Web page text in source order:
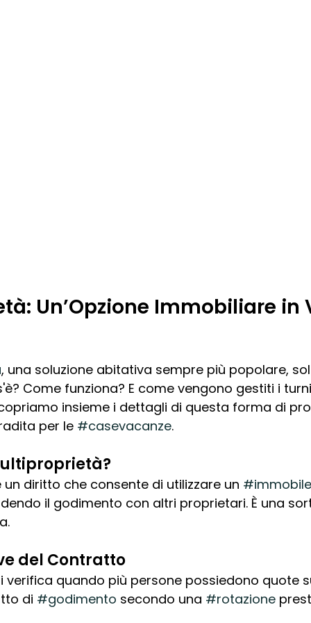
Un’Opzione Immobiliare in
, una soluzione abitativa sempre più popolare,
Come funziona? E come vengono gestiti i
insieme i dettagli di questa forma di
per le #casevacanze.
diritto che consente di utilizzare un #immobile
il godimento con altri proprietari. È una
del Contratto
verifica quando più persone possiedono quote
di #godimento secondo una #rotazione